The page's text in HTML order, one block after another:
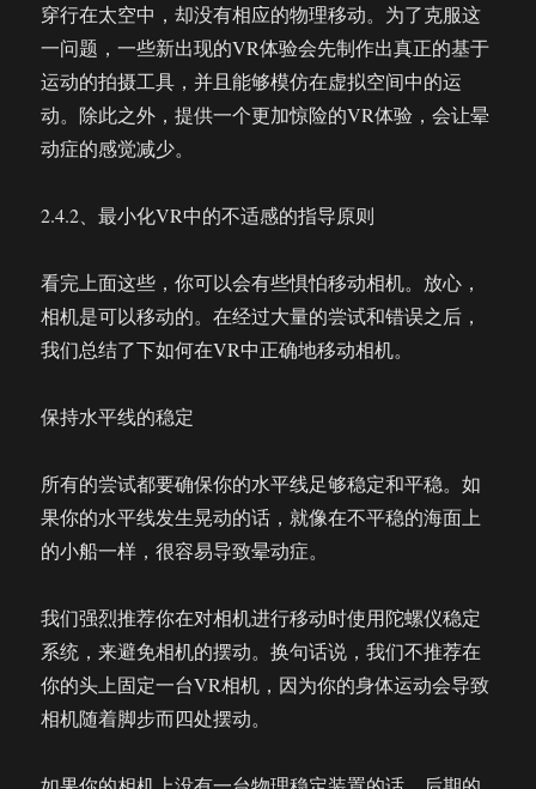
穿行在太空中，却没有相应的物理移动。为了克服这
一问题，一些新出现的VR体验会先制作出真正的基于
运动的拍摄工具，并且能够模仿在虚拟空间中的运
动。除此之外，提供一个更加惊险的VR体验，会让晕
动症的感觉减少。
2.4.2、最小化VR中的不适感的指导原则
看完上面这些，你可以会有些惧怕移动相机。放心，
相机是可以移动的。在经过大量的尝试和错误之后，
我们总结了下如何在VR中正确地移动相机。
保持水平线的稳定
所有的尝试都要确保你的水平线足够稳定和平稳。如
果你的水平线发生晃动的话，就像在不平稳的海面上
的小船一样，很容易导致晕动症。
我们强烈推荐你在对相机进行移动时使用陀螺仪稳定
系统，来避免相机的摆动。换句话说，我们不推荐在
你的头上固定一台VR相机，因为你的身体运动会导致
相机随着脚步而四处摆动。